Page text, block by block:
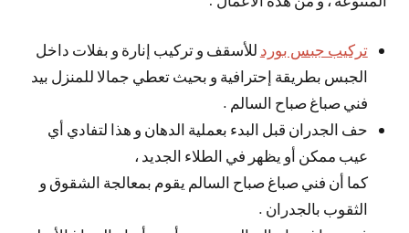
تركيب جبس بورد للأسقف و تركيب إنارة و بفلات داخل
الجبس بطريقة إحترافية و بحيث تعطي جمالا للمنزل بيد
فني صباغ صباح السالم .
حف الجدران قبل البدء بعملية الدهان و هذا لتفادي أي
عيب ممكن أو يظهر في الطلاء الجديد ،
كما أن فني صباغ صباح السالم يقوم بمعالجة الشقوق و
الثقوب بالجدران .